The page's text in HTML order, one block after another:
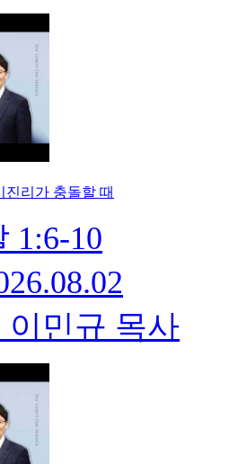
진리가 충돌할 때
1:6-10
이민규 목사